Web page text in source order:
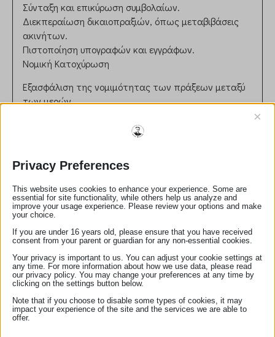
Σύνταξη και επικύρωση συμβολαίων.
Διεκπεραίωση δικαιοπραξιών, όπως μεταβιβάσεις
ακινήτων.
Πιστοποίηση υπογραφών και εγγράφων.
Νομική Κατοχύρωση
Εξασφάλιση της νομιμότητας των πράξεων μεταξύ
των μερών.
Συμβολή στην πρόληψη νομικών διαφορών μέσω
Παροχή ανεξάρτητης και αντικειμενικής συμβουλής
στους πελάτες.
Τήρηση απορρήτου και εχεμύθειας.
Αμεροληψία και ευθυκρισία στη διεκπεραίωση των
καθηκόντων.
Αριθμός Μητρώου: 270
email:el.koureta@gmail.com
τηλέφωνο:
Privacy Preferences
×
This website uses cookies to enhance your experience. Some are
essential for site functionality, while others help us analyze and
improve your usage experience. Please review your options and make
your choice.
If you are under 16 years old, please ensure that you have received
consent from your parent or guardian for any non-essential cookies.
Your privacy is important to us. You can adjust your cookie settings at
any time. For more information about how we use data, please read
our privacy policy. You may change your preferences at any time by
clicking on the settings button below.
Note that if you choose to disable some types of cookies, it may
impact your experience of the site and the services we are able to
offer.